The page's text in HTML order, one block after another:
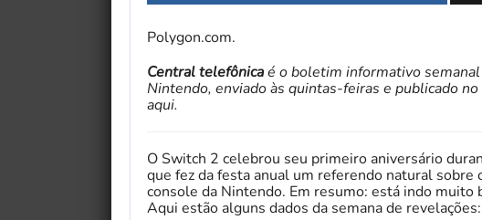
Polygon.com.
Central telefônicaé o boletim informativo
Nintendo, enviado às quintas-feiras e publicado
aqui.
O Switch 2 celebrou seu primeiro aniversário
que fez da festa anual um referendo natural sobre
console da Nintendo. Em resumo: está indo muito
Aqui estão alguns dados da semana de revelações: